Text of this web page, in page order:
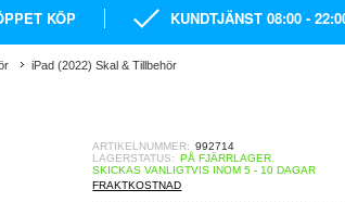
KÖP KUNDTJÄNST 08:00 -
iPad (2022) Skal & Tillbehör
ARTIKELNUMMER: 992714
LAGERSTATUS: PÅ FJÄRRLAGER.
SKICKAS VANLIGTVIS INOM 5 - 10 DAGAR
FRAKTKOSTNAD